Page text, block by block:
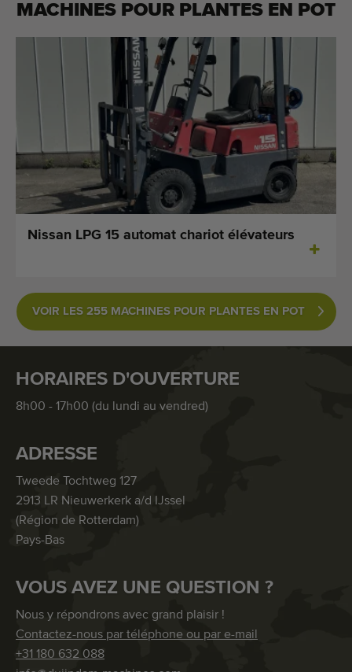
MACHINES POUR PLANTES EN POT
Nissan LPG 15 automat chariot élévateurs
VOIR LES 255 MACHINES POUR PLANTES EN POT
HORAIRES D'OUVERTURE
8h00 - 17h00 (du lundi au vendred)
ADRESSE
Tweede Tochtweg 127
2913 LR Nieuwerkerk a/d IJssel
(Région de Rotterdam)
Pays-Bas
VOUS AVEZ UNE QUESTION ?
Nous y répondrons avec grand plaisir !
Contactez-nous par téléphone ou par e-mail
+31 180 632 088